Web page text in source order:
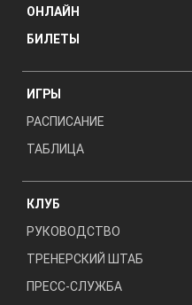
ОНЛАЙН
БИЛЕТЫ
ИГРЫ
РАСПИСАНИЕ
ТАБЛИЦА
КЛУБ
РУКОВОДСТВО
ТРЕНЕРСКИЙ ШТАБ
ПРЕСС-СЛУЖБА